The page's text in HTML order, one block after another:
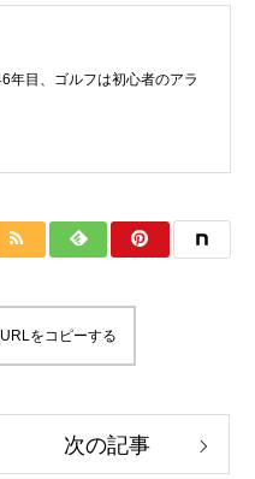
年目、ゴルフは初心者のアラ
をコピーする
次の記事